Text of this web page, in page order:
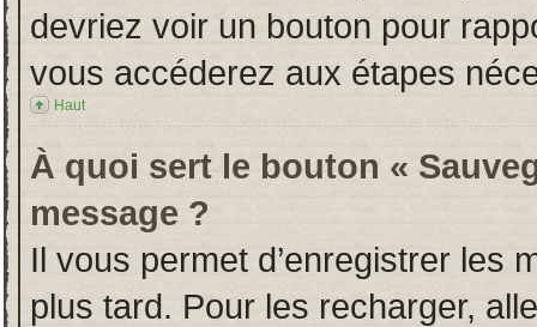
devriez voir un bouton pour
vous accéderez aux étapes
Haut
À quoi sert le bouton «
message ?
Il vous permet d’enregistrer les
plus tard. Pour les recharger,